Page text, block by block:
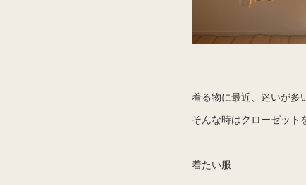
着る物に最近、迷いが多
そんな時はクローゼット
着たい服